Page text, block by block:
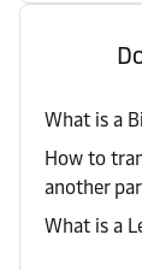
What is a
How to
another
What is a